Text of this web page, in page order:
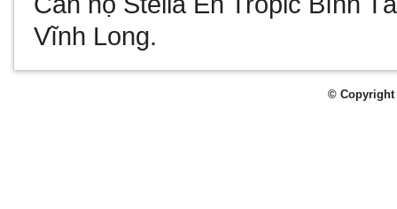
Vĩnh Long.
© Copyright